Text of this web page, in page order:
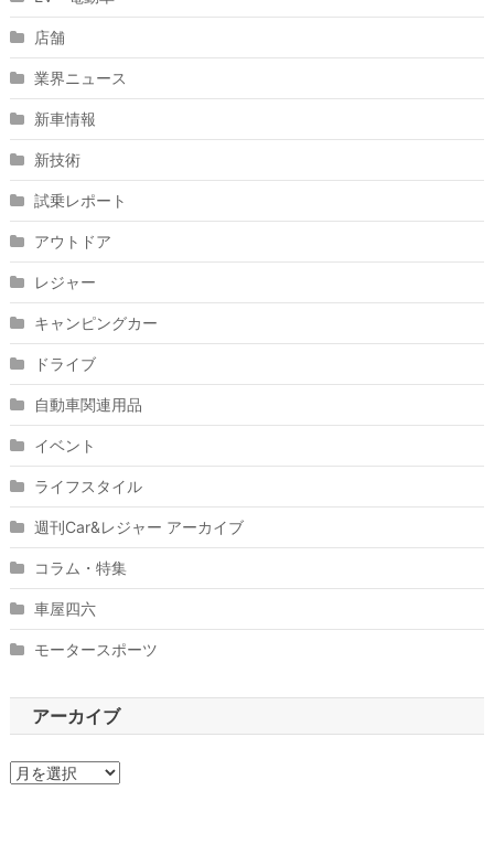
店舗
業界ニュース
新車情報
新技術
試乗レポート
アウトドア
レジャー
キャンピングカー
ドライブ
自動車関連用品
イベント
ライフスタイル
週刊Car&レジャー アーカイブ
コラム・特集
車屋四六
モータースポーツ
アーカイブ
ア